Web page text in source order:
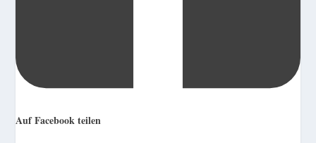
Auf Facebook teilen